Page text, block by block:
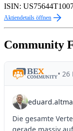
ISIN:
Aktiendetails öffnen
Community